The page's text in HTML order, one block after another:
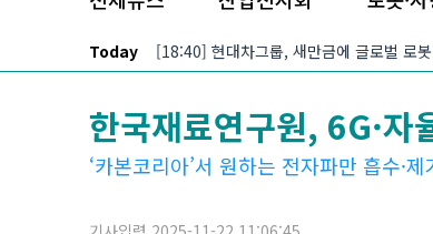
Today [18:40] 현대차그룹, 새만금에 글로벌 로
한국재료연구원, 6G·자
‘카본코리아’서 원하는 전자파만 흡수·